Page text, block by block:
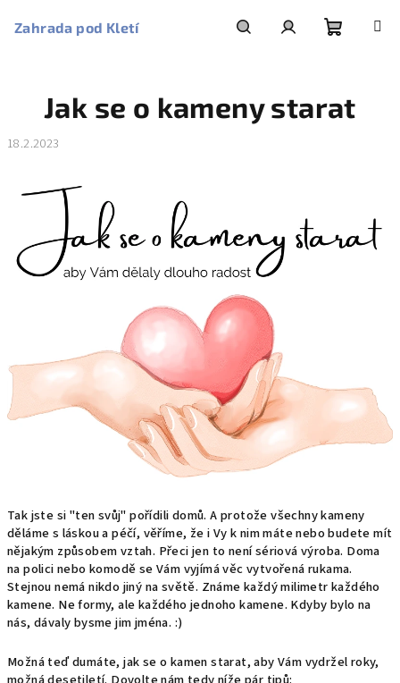
Zahrada pod Kletí
košík
Jak se o kameny starat
18.2.2023
Tak jste si "ten svůj" pořídili domů. A protože všechny kameny
děláme s láskou a péčí, věříme, že i Vy k nim máte nebo budete mít
nějakým způsobem vztah. Přeci jen to není sériová výroba. Doma
na polici nebo komodě se Vám vyjímá věc vytvořená rukama.
Stejnou nemá nikdo jiný na světě. Známe každý milimetr každého
kamene. Ne formy, ale každého jednoho kamene. Kdyby bylo na
nás, dávaly bysme jim jména. :)
Možná teď dumáte, jak se o kamen starat, aby Vám vydržel roky,